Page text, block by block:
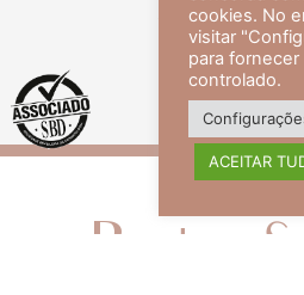
com título de
veja
Redes
cookies. No
visitar
para
controlado.
ACEITAR